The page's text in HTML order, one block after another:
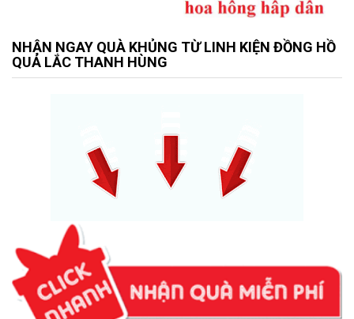
NHẬN NGAY QUÀ KHỦNG TỪ LINH KIỆN ĐỒNG HỒ
QUẢ LẮC THANH HÙNG